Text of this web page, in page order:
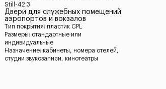
Still-42 3
Двери для служебных помещений
аэропортов и вокзалов
Тип покрытия: пластик CPL
Размеры: стандартные или
индивидуальные
Назначение: кабинеты, номера отелей,
студии звукозаписи, кинотеатры